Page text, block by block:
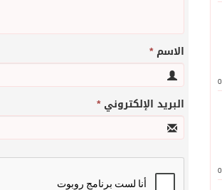
الاسم*
البريد الإلكتروني*